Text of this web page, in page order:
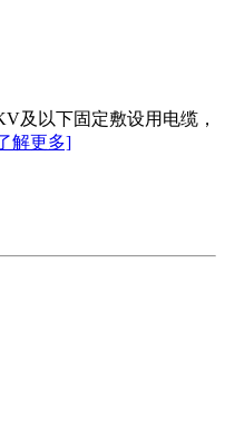
及以下固定敷设用电缆，
解更多]